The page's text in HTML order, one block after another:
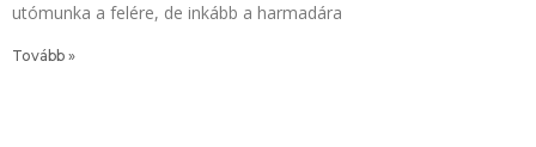
utómunka a felére, de inkább a harmadára
Tovább »